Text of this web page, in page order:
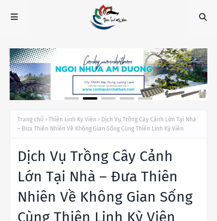
Trang chủ Thiên Linh Kỳ Viên
Dịch Vụ Trồng Cây Cảnh Lớn Tại Nhà
– Đưa Thiên Nhiên Về Không Gian Sống Cùng Thiên Linh Kỳ Viên
Dịch Vụ Trồng Cây Cảnh
Lớn Tại Nhà – Đưa Thiên
Nhiên Về Không Gian Sống
Cùng Thiên Linh Kỳ Viên